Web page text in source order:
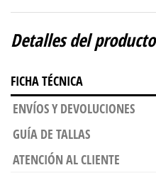
Detalles del producto
FICHA TÉCNICA
ENVÍOS Y DEVOLUCIONES
GUÍA DE TALLAS
ATENCIÓN AL CLIENTE